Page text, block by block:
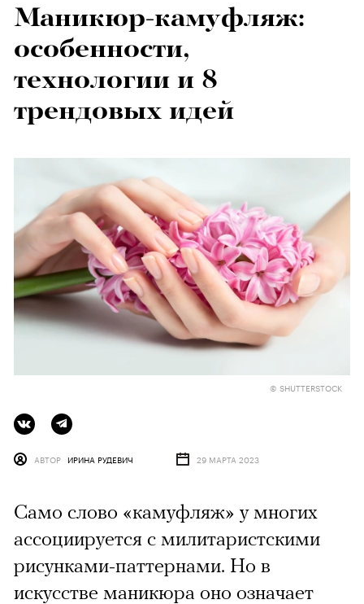
Маникюр-камуфляж:
особенности,
технологии и 8
трендовых идей
© SHUTTERSTOCK
АВТОР ИРИНА РУДЕВИЧ 29 МАРТА 2023
Само слово «камуфляж» у многих
ассоциируется с милитаристскими
рисунками-паттернами. Но в
искусстве маникюра оно означает